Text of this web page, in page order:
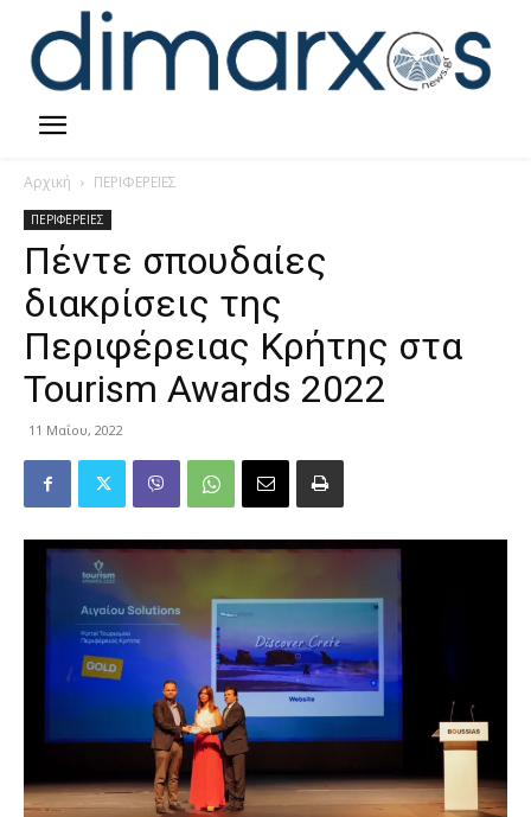
Αρχική ΠΕΡΙΦΕΡΕΙΕΣ
ΠΕΡΙΦΕΡΕΙΕΣ
Πέντε σπουδαίες
διακρίσεις της
Περιφέρειας Κρήτης στα
Tourism Awards 2022
11 Μαΐου, 2022